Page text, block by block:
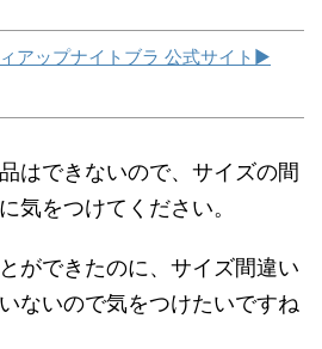
アップナイトブラ 公式サイト▶︎
はできないので、サイズの間
気をつけてください。
ができたのに、サイズ間違い
ないので気をつけたいですね